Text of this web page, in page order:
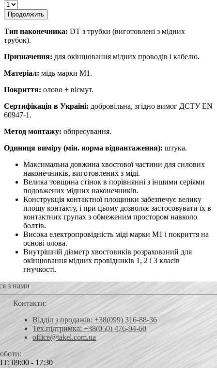
Продолжить
Тип наконечника: DT з трубки (виготовлені з мідних
трубок).
Призначення: для окінцювання мідних проводів і кабелю.
Матеріал: мідь марки М1.
Покриття: олово + вісмут.
Сертифікація в Україні: добровільна, згідно вимог ДСТУ EN
60947-1.
Метод монтажу: обпресування.
Одиниця виміру (мін. норма відвантаження): штука.
Максимальна довжина хвостової частини для силових
наконечників, виготовлених з міді.
Велика товщина стінок в порівнянні з іншими серіями
подовжених мідних наконечників.
Конструкція контактної площинки забезпечує велику
площу контакту, і при цьому дозволяє застосовувати їх в
контактних групах з обмеженим простором навколо
болтів.
Висока електропровідність міді марки М1 і покриття на
основі олова.
Внутрішній діаметр хвостовиків розрахований для
окінцювання мідних провідників 1, 2 і 3 класів
гнучкості.
з нами
Контакти:
Відділ з продажів: +38(099) 316-88-36
Тех.підтримка: +38(050) 476-94-60
office@takel.com.ua
09:00 - 17:30